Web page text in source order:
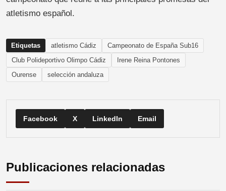
atletismo español.
Etiquetas atletismo Cádiz
Campeonato de España Sub16
Club Polideportivo Olimpo Cádiz
Irene Reina Pontones
Ourense
selección andaluza
Facebook X LinkedIn Email
Publicaciones relacionadas